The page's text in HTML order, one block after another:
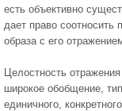
есть объективно
дает право соотносить
образа с его
Целостность
широкое обобщение,
единичного,